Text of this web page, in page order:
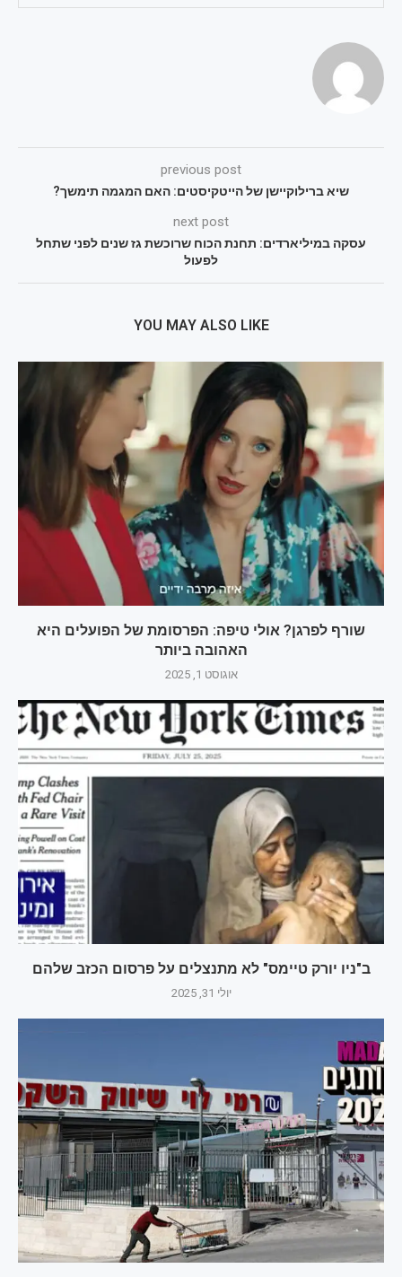
previous post
שיא ברילוקיישן של הייטקיסטים: האם המגמה תימשך?
next post
עסקה במיליארדים: תחנת הכוח שרוכשת גז שנים לפני שתחל
לפעול
YOU MAY ALSO LIKE
שורף לפרגן? אולי טיפה: הפרסומת של הפועלים היא
האהובה ביותר
אוגוסט 1, 2025
ב"ניו יורק טיימס" לא מתנצלים על פרסום הכזב שלהם
יולי 31, 2025